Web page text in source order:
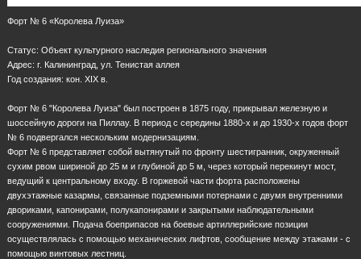
Форт № 6 «Королева Луиза»
Статус: Объект культурного наследия регионального значения
Адрес: г. Калининград, ул. Тенистая аллея
Год создания: кон. ХIХ в.
Форт № 6 "Королева Луиза" был построен в 1875 году, прикрывал железную и
шоссейную дороги на Пиллау. В период с середины 1880-х и до 1930-х годов форт
№ 6 подвергался нескольким модернизациям.
Форт № 6 представляет собой вытянутый по фронту шестигранник, окруженный
сухим рвом шириной до 25 м и глубиной до 5 м, через который перекинут мост,
ведущий к центральному входу. В горжевой части форта расположены
двухэтажные казармы, связанные подземными потернами с двумя внутренними
двориками, капонирами, полукапонирами и закрытыми наблюдательными
сооружениями. Подача боеприпасов на боевые артиллерийские позиции
осуществлялась с помощью механических лифтов, сообщение между этажами - с
помощью винтовых лестниц.